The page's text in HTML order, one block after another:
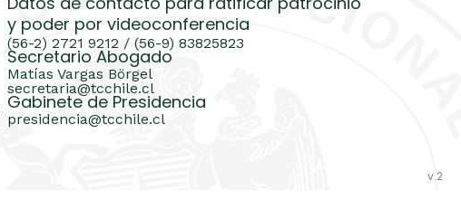
y poder por videoconferencia
(56-2) 2721 9212 / (56-9) 83825823
Secretario Abogado
Matías Vargas Börgel
secretaria@tcchile.cl
Gabinete de Presidencia
presidencia@tcchile.cl
v.2